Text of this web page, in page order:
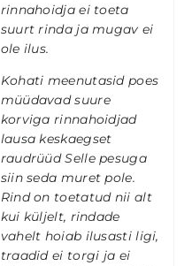
rinnahoidja ei toeta
suurt rinda ja mugav ei
ole ilus.
Kohati meenutasid poes
müüdavad suure
korviga rinnahoidjad
lausa keskaegset
raudrüüd Selle pesuga
siin seda muret pole.
Rind on toetatud nii alt
kui küljelt, rindade
vahelt hoiab ilusasti ligi,
traadid ei torgi ja ei